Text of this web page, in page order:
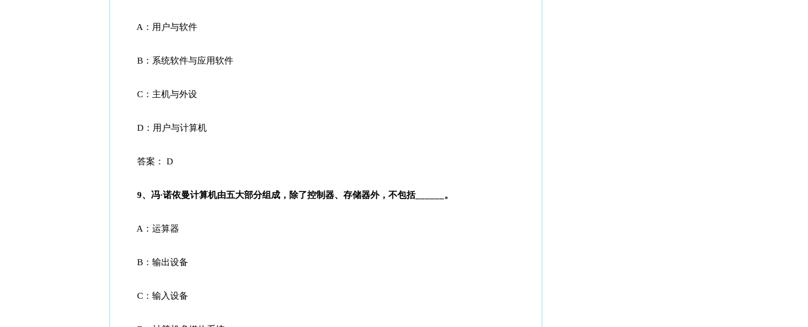
A：用户与软件
B：系统软件与应用软件
C：主机与外设
D：用户与计算机
答案： D
9、冯·诺依曼计算机由五大部分组成，除了控制器、存储器外，不包括______。
A：运算器
B：输出设备
C：输入设备